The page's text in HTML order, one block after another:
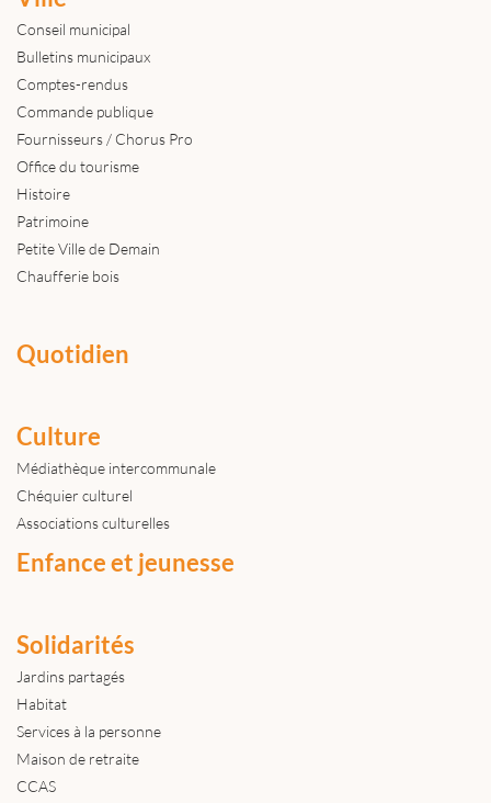
Conseil municipal
Bulletins municipaux
Comptes-rendus
Commande publique
Fournisseurs / Chorus Pro
Office du tourisme
Histoire
Patrimoine
Petite Ville de Demain
Chaufferie bois
Quotidien
Culture
Médiathèque intercommunale
Chéquier culturel
Associations culturelles
Enfance et jeunesse
Solidarités
Jardins partagés
Habitat
Services à la personne
Maison de retraite
CCAS